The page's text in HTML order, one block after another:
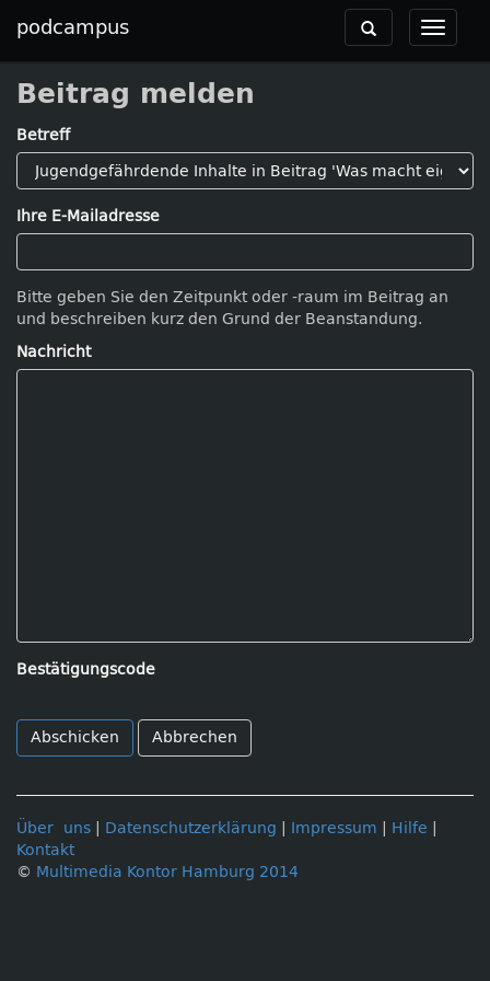
podcampus
Toggle
Toggle
navigation
Beitrag melden
Betreff
Ihre E-Mailadresse
Bitte geben Sie den Zeitpunkt oder -raum im Beitrag an
und beschreiben kurz den Grund der Beanstandung.
Nachricht
Bestätigungscode
Abbrechen
Über uns Datenschutzerklärung Impressum Hilfe
Kontakt
© Multimedia Kontor Hamburg 2014